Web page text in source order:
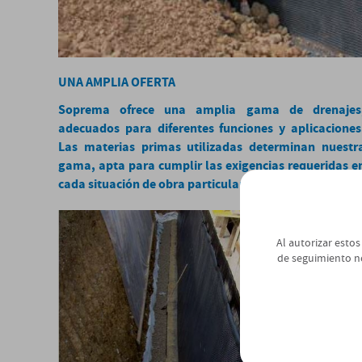
UNA AMPLIA OFERTA
Soprema ofrece una amplia gama de
adecuados para diferentes funciones y
Las materias primas utilizadas determinan
gama, apta para cumplir las exigencias requeridas
cada situación de obra particular.
Al autorizar
de seguimiento